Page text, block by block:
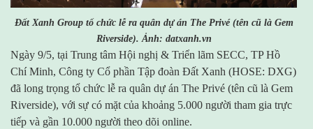
Đất Xanh Group tổ chức lễ ra quân dự án The Privé (tên cũ là Gem
Riverside). Ảnh: datxanh.vn
Ngày 9/5, tại Trung tâm Hội nghị & Triển lãm SECC, TP Hồ
Chí Minh, Công ty Cổ phần Tập đoàn Đất Xanh (HOSE: DXG)
đã long trọng tổ chức lễ ra quân dự án The Privé (tên cũ là Gem
Riverside), với sự có mặt của khoảng 5.000 người tham gia trực
tiếp và gần 10.000 người theo dõi online.